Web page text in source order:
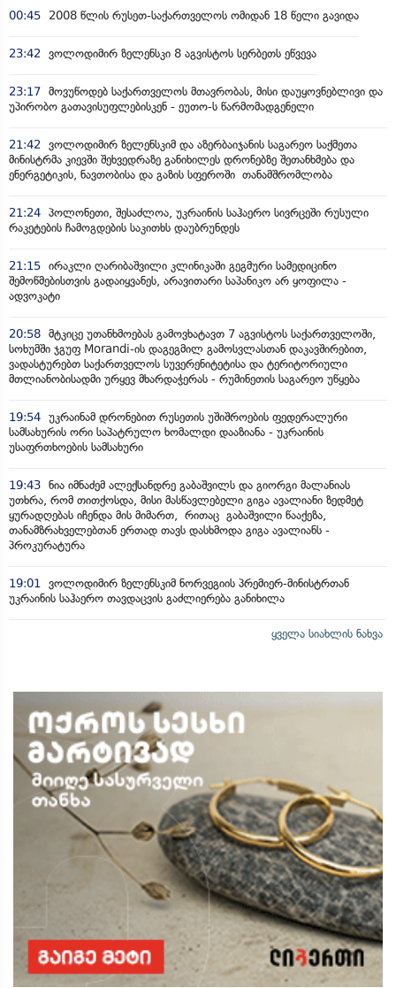
00:45 2008 წლის რუსეთ-საქართველოს ომიდან 18 წელი გავიდა
23:42 ვოლოდიმირ ზელენსკი 8 აგვისტოს სერბეთს ეწვევა
23:17 მოვუწოდებ საქართველოს მთავრობას, მისი დაუყოვნებლივი და
უპირობო გათავისუფლებისკენ - ეუთო-ს წარმომადგენელი
21:42 ვოლოდიმირ ზელენსკიმ და აზერბაიჯანის საგარეო საქმეთა
მინისტრმა კიევში შეხვედრაზე განიხილეს დრონებზე შეთანხმება და
ენერგეტიკის, ნავთობისა და გაზის სფეროში თანამშრომლობა
21:24 პოლონეთი, შესაძლოა, უკრაინის საჰაერო სივრცეში რუსული
რაკეტების ჩამოგდების საკითხს დაუბრუნდეს
21:15 ირაკლი ღარიბაშვილი კლინიკაში გეგმური სამედიცინო
შემოწმებისთვის გადაიყვანეს, არავითარი საპანიკო არ ყოფილა -
ადვოკატი
20:58 მტკიცე უთანხმოებას გამოვხატავთ 7 აგვისტოს საქართველოში,
სოხუმში ჯგუფ Morandi-ის დაგეგმილ გამოსვლასთან დაკავშირებით,
ვადასტურებთ საქართველოს სუვერენიტეტისა და ტერიტორიული
მთლიანობისადმი ურყევ მხარდაჭერას - რუმინეთის საგარეო უწყება
19:54 უკრაინამ დრონებით რუსეთის უშიშროების ფედერალური
სამსახურის ორი საპატრულო ხომალდი დააზიანა - უკრაინის
უსაფრთხოების სამსახური
19:43 ნია იმნაძემ ალექსანდრე გაბაშვილს და გიორგი მალანიას
უთხრა, რომ თითქოსდა, მისი მასწავლებელი გიგა ავალიანი ზედმეტ
ყურადღებას იჩენდა მის მიმართ, რითაც გაბაშვილი წააქეზა,
თანამზრახველებთან ერთად თავს დასხმოდა გიგა ავალიანს -
პროკურატურა
19:01 ვოლოდიმირ ზელენსკიმ ნორვეგიის პრემიერ-მინისტრთან
უკრაინის საჰაერო თავდაცვის გაძლიერება განიხილა
ყველა სიახლის ნახვა